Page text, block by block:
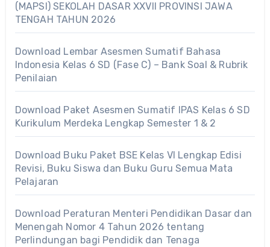
(MAPSI) SEKOLAH DASAR XXVII PROVINSI JAWA
TENGAH TAHUN 2026
Download Lembar Asesmen Sumatif Bahasa
Indonesia Kelas 6 SD (Fase C) – Bank Soal & Rubrik
Penilaian
Download Paket Asesmen Sumatif IPAS Kelas 6 SD
Kurikulum Merdeka Lengkap Semester 1 & 2
Download Buku Paket BSE Kelas VI Lengkap Edisi
Revisi, Buku Siswa dan Buku Guru Semua Mata
Pelajaran
Download Peraturan Menteri Pendidikan Dasar dan
Menengah Nomor 4 Tahun 2026 tentang
Perlindungan bagi Pendidik dan Tenaga